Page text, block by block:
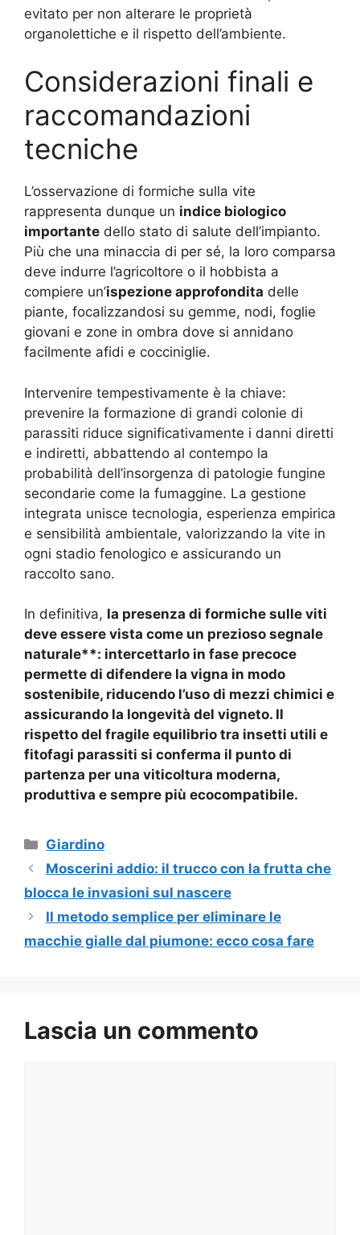
evitato per non alterare le proprietà
organolettiche e il rispetto dell’ambiente.
Considerazioni finali e
raccomandazioni
tecniche
L’osservazione di formiche sulla vite
rappresenta dunque un indice biologico
importante dello stato di salute dell’impianto.
Più che una minaccia di per sé, la loro comparsa
deve indurre l’agricoltore o il hobbista a
compiere un’ispezione approfondita delle
piante, focalizzandosi su gemme, nodi, foglie
giovani e zone in ombra dove si annidano
facilmente afidi e cocciniglie.
Intervenire tempestivamente è la chiave:
prevenire la formazione di grandi colonie di
parassiti riduce significativamente i danni diretti
e indiretti, abbattendo al contempo la
probabilità dell’insorgenza di patologie fungine
secondarie come la fumaggine. La gestione
integrata unisce tecnologia, esperienza empirica
e sensibilità ambientale, valorizzando la vite in
ogni stadio fenologico e assicurando un
raccolto sano.
In definitiva, la presenza di formiche sulle viti
deve essere vista come un prezioso segnale
naturale**: intercettarlo in fase precoce
permette di difendere la vigna in modo
sostenibile, riducendo l’uso di mezzi chimici e
assicurando la longevità del vigneto. Il
rispetto del fragile equilibrio tra insetti utili e
fitofagi parassiti si conferma il punto di
partenza per una viticoltura moderna,
produttiva e sempre più ecocompatibile.
Categorie
Giardino
Moscerini addio: il trucco con la frutta che
blocca le invasioni sul nascere
Il metodo semplice per eliminare le
macchie gialle dal piumone: ecco cosa fare
Lascia un commento